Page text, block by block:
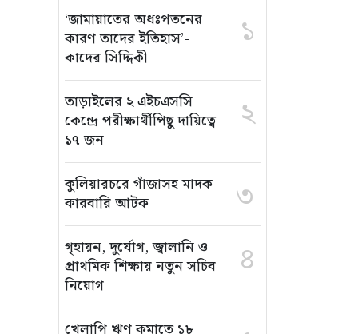
‘জামায়াতের অধঃপতনের
কারণ তাদের ইতিহাস’-
কাদের সিদ্দিকী
১
তাড়াইলের ২ এইচএসসি
কেন্দ্রে পরীক্ষার্থীপিছু দায়িত্বে
১৭ জন
২
কুলিয়ারচরে গাঁজাসহ মাদক
কারবারি আটক
৩
গৃহায়ন, দুর্যোগ, জ্বালানি ও
প্রাথমিক শিক্ষায় নতুন সচিব
নিয়োগ
৪